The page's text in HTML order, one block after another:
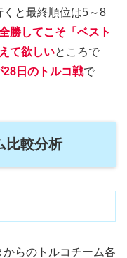
と最終順位は5～8
勝してこそ「ベスト
て欲しいところで
日のトルコ戦で
比較分析
らのトルコチーム各